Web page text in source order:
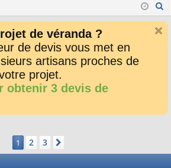
ne cri
de véranda ?
de devis vous met en
artisans proches de
projet.
obtenir 3 devis de
1 2 3